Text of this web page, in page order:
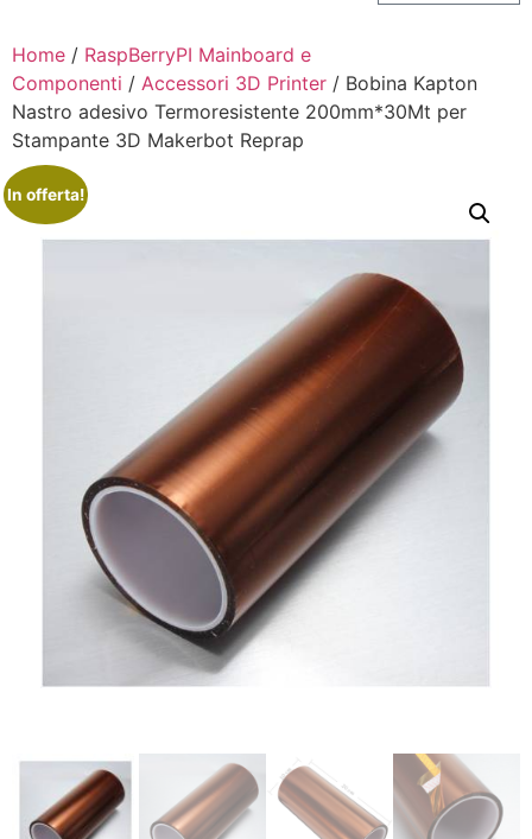
Home / RaspBerryPI Mainboard e
Componenti / Accessori 3D Printer / Bobina Kapton
Nastro adesivo Termoresistente 200mm*30Mt per
Stampante 3D Makerbot Reprap
In offerta!